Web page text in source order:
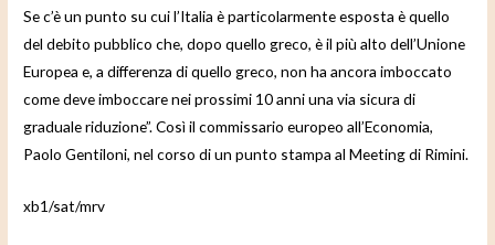
Se c’è un punto su cui l’Italia è particolarmente esposta è quello
del debito pubblico che, dopo quello greco, è il più alto dell’Unione
Europea e, a differenza di quello greco, non ha ancora imboccato
come deve imboccare nei prossimi 10 anni una via sicura di
graduale riduzione”. Così il commissario europeo all’Economia,
Paolo Gentiloni, nel corso di un punto stampa al Meeting di Rimini.
xb1/sat/mrv